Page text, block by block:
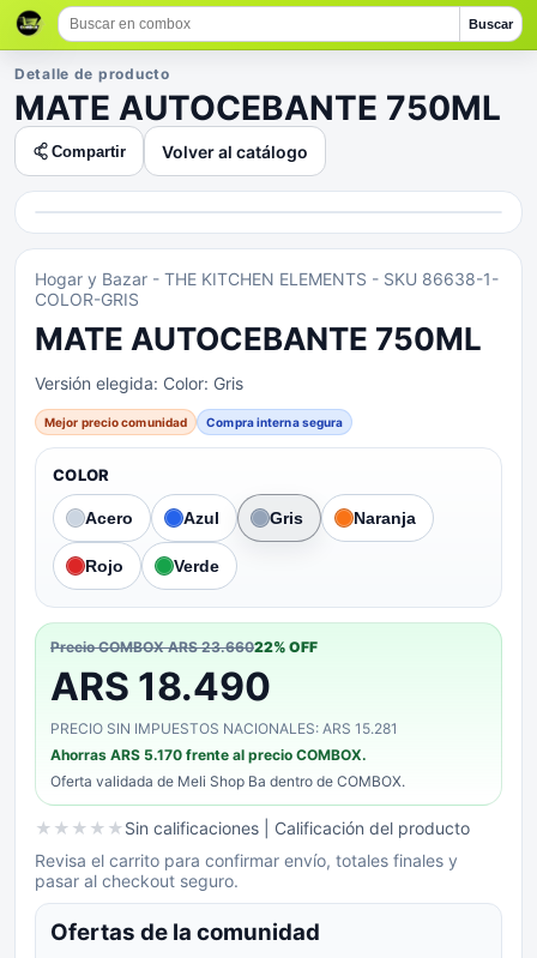
Buscar
Detalle de producto
MATE AUTOCEBANTE 750ML
Compartir Volver al catálogo
Hogar y Bazar - THE KITCHEN ELEMENTS - SKU 86638-1-
COLOR-GRIS
MATE AUTOCEBANTE 750ML
Versión elegida: Color: Gris
Mejor precio comunidad Compra interna segura
COLOR
Acero Azul Gris Naranja
Rojo Verde
Precio COMBOXARS 23.66022% OFF
ARS 18.490
PRECIO SIN IMPUESTOS NACIONALES: ARS 15.281
Ahorras ARS 5.170 frente al precio COMBOX.
Oferta validada de Meli Shop Ba dentro de COMBOX.
★ ★ ★ ★ ★Sin calificaciones | Calificación del producto
Revisa el carrito para confirmar envío, totales finales y
pasar al checkout seguro.
Ofertas de la comunidad